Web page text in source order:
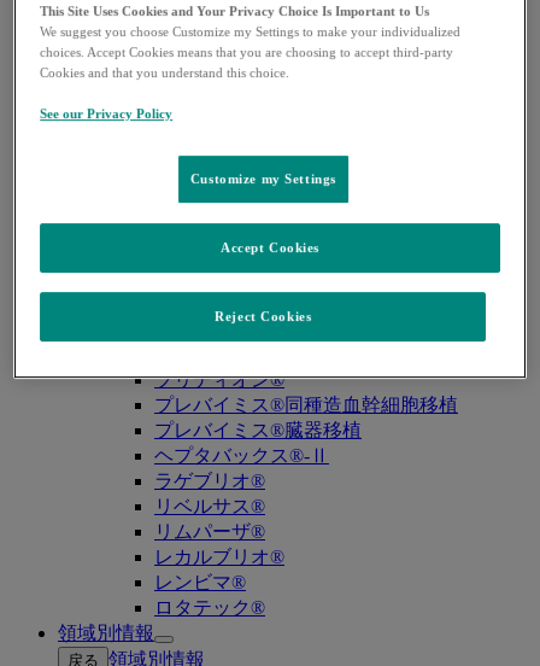
戻る サ・タ・ナ行
ザバクサ®
シベクトロ®
シルガード®9
ゾリンザ®
ニューモバックス®NP
ノクサフィル®
ハ・マ・ラ行
戻る ハ・マ・ラ行
バクニュバンス®（成人）
ブリディオン®
プレバイミス®同種造血幹細胞移植
プレバイミス®臓器移植
ヘプタバックス®-Ⅱ
ラゲブリオ®
リベルサス®
リムパーザ®
レカルブリオ®
レンビマ®
ロタテック®
領域別情報
Open
戻る 領域別情報
This Site Uses Cookies and Your Privacy Choice Is Important to Us
We suggest you choose Customize my Settings to make your individualized
choices. Accept Cookies means that you are choosing to accept third-party
Cookies and that you understand this choice.
See our Privacy Policy
Customize my Settings
Reject Cookies
Accept Cookies